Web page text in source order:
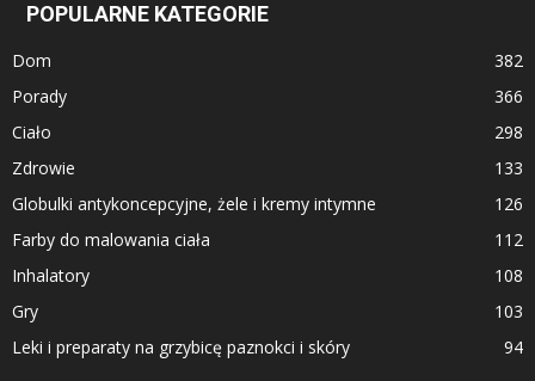
POPULARNE KATEGORIE
Dom
382
Porady
366
Ciało
298
Zdrowie
133
Globulki antykoncepcyjne, żele i kremy intymne
126
Farby do malowania ciała
112
Inhalatory
108
Gry
103
Leki i preparaty na grzybicę paznokci i skóry
94